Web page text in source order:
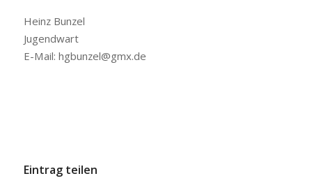
Heinz Bunzel
Jugendwart
E-Mail: hgbunzel@gmx.de
Eintrag teilen